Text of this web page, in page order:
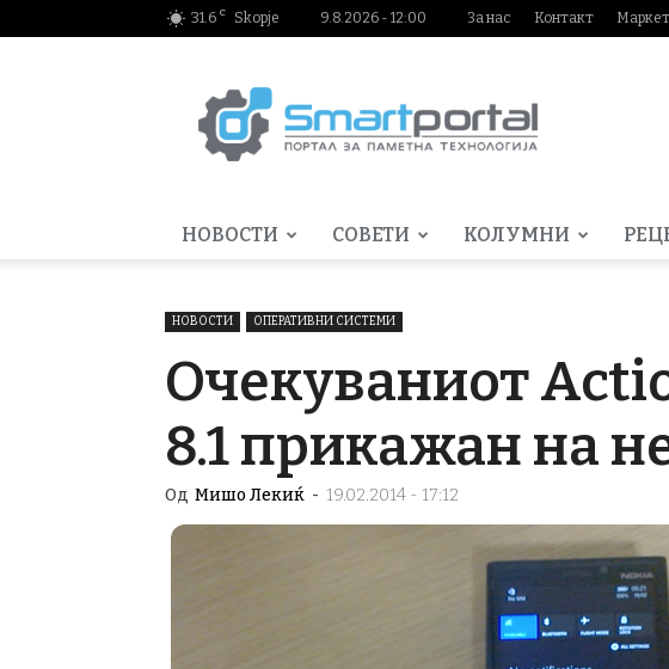
31.6 C Skopje 9.8.2026 - 12:00 За нас Контакт
НОВОСТИ СОВЕТИ КОЛУМНИ
НОВОСТИ ОПЕРАТИВНИ СИСТЕМИ
Очекуваниот
8.1 прикажан на
Од Мишо Лекиќ - 19.02.2014 - 17:12